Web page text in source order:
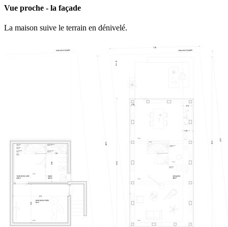
Vue proche - la façade
La maison suive le terrain en dénivelé.